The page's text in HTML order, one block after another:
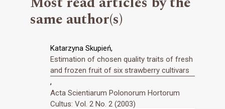
same author(s)
Katarzyna Skupień,
Estimation of chosen quality traits of fresh
and frozen fruit of six strawberry cultivars
,
Acta Scientiarum Polonorum Hortorum
Cultus: Vol. 2 No. 2 (2003)